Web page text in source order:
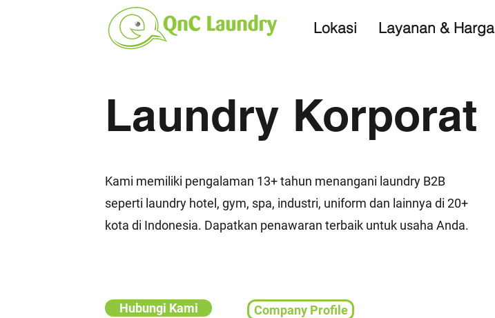
Lokasi Layanan & Harga
Laundry Korporat
Kami memiliki pengalaman 13+ tahun menangani laundry B2B
seperti laundry hotel, gym, spa, industri, uniform dan lainnya di 20+
kota di Indonesia. Dapatkan penawaran terbaik untuk usaha Anda.
Hubungi Kami Company Profile